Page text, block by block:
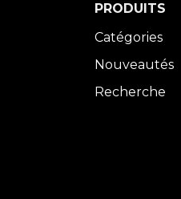
PRODUITS
Catégories
Nouveautés
Recherche